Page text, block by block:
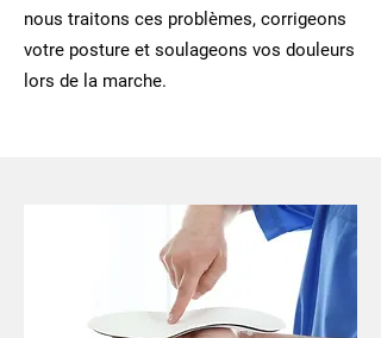
nous traitons ces problèmes, corrigeons
votre posture et soulageons vos douleurs
lors de la marche.